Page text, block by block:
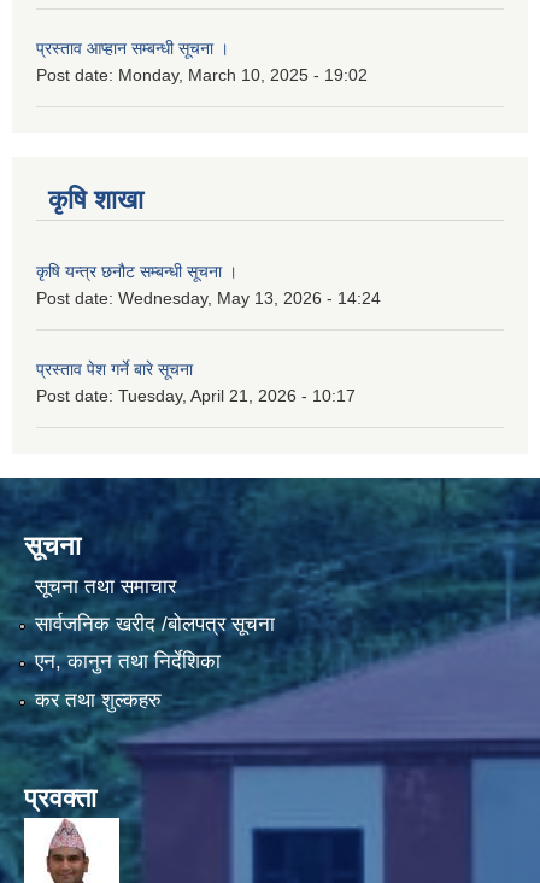
प्रस्ताव आप्हान सम्बन्धी सूचना ।
Post date: Monday, March 10, 2025 - 19:02
कृषि शाखा
कृषि यन्त्र छनौट सम्बन्धी सूचना ।
Post date: Wednesday, May 13, 2026 - 14:24
प्रस्ताव पेश गर्ने बारे सूचना
Post date: Tuesday, April 21, 2026 - 10:17
सूचना
सूचना तथा समाचार
सार्वजनिक खरीद /बोलपत्र सूचना
एन, कानुन तथा निर्देशिका
कर तथा शुल्कहरु
प्रवक्ता